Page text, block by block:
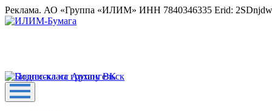
Реклама. АО «Группа «ИЛИМ» ИНН 7840346335 Erid: